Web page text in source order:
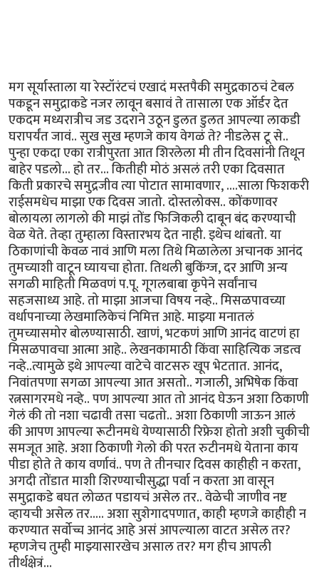
मग सूर्यास्ताला या रेस्टॉरंटचं एखादं मस्तपैकी समुद्रकाठचं टेबल
पकडून समुद्राकडे नजर लावून बसावं ते तासाला एक ऑर्डर देत
एकदम मध्यरात्रीच जड उदराने उठून डुलत डुलत आपल्या लाकडी
घरापर्यंत जावं.. सुख सुख म्हणजे काय वेगळं ते? नीडलेस टू से..
पुन्हा एकदा एका रात्रीपुरता आत शिरलेला मी तीन दिवसांनी तिथून
बाहेर पडलो... हो तर... कितीही मोठं असलं तरी एका दिवसात
किती प्रकारचे समुद्रजीव त्या पोटात सामावणार, ....साला फिशकरी
राईसमधेच माझा एक दिवस जातो. दोस्तलोक्स.. कोंकणावर
बोलायला लागलो की माझं तोंड फिजिकली दाबून बंद करण्याची
वेळ येते. तेव्हा तुम्हाला विस्तारभय देत नाही. इथेच थांबतो. या
ठिकाणांची केवळ नावं आणि मला तिथे मिळालेला अचानक आनंद
तुमच्याशी वाटून घ्यायचा होता. तिथली बुकिंग्ज, दर आणि अन्य
सगळी माहिती मिळवणं प.पू. गूगलबाबा कृपेने सर्वांनाच
सहजसाध्य आहे. तो माझा आजचा विषय नव्हे.. मिसळपावच्या
वर्धापनाच्या लेखमालिकेचं निमित्त आहे. माझ्या मनातलं
तुमच्यासमोर बोलण्यासाठी. खाणं, भटकणं आणि आनंद वाटणं हा
मिसळपावचा आत्मा आहे.. लेखनकामाठी किंवा साहित्यिक जडत्व
नव्हे..त्यामुळे इथे आपल्या वाटेचे वाटसरु खूप भेटतात. आनंद,
निवांतपणा सगळा आपल्या आत असतो.. गजाली, अभिषेक किंवा
रत्नसागरमधे नव्हे.. पण आपल्या आत तो आनंद घेऊन अशा ठिकाणी
गेलं की तो नशा चढावी तसा चढतो.. अशा ठिकाणी जाऊन आलं
की आपण आपल्या रूटीनमधे येण्यासाठी रिफ्रेश होतो अशी चुकीची
समजूत आहे. अशा ठिकाणी गेलो की परत रुटीनमधे येताना काय
पीडा होते ते काय वर्णावं.. पण ते तीनचार दिवस काहीही न करता,
अगदी तोंडात माशी शिरण्याचीसुद्धा पर्वा न करता आ वासून
समुद्राकडे बघत लोळत पडायचं असेल तर.. वेळेची जाणीव नष्ट
व्हायची असेल तर..... अशा सुशेगादपणात, काही म्हणजे काहीही न
करण्यात सर्वोच्च आनंद आहे असं आपल्याला वाटत असेल तर?
म्हणजेच तुम्ही माझ्यासारखेच असाल तर? मग हीच आपली
तीर्थक्षेत्रं...